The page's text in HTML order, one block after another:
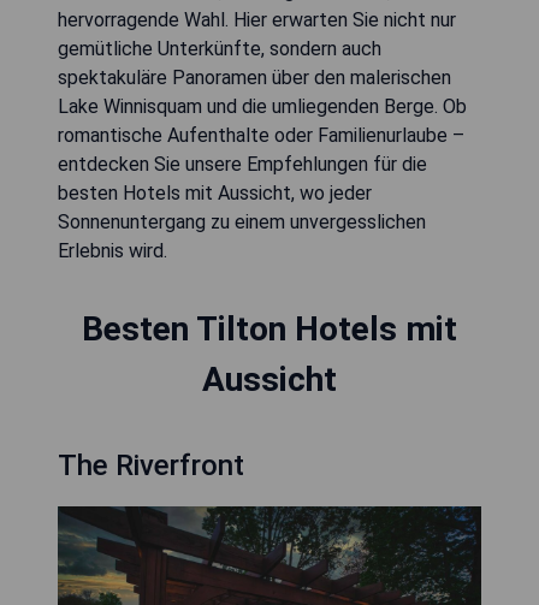
hervorragende Wahl. Hier erwarten Sie nicht nur
gemütliche Unterkünfte, sondern auch
spektakuläre Panoramen über den malerischen
Lake Winnisquam und die umliegenden Berge. Ob
romantische Aufenthalte oder Familienurlaube –
entdecken Sie unsere Empfehlungen für die
besten Hotels mit Aussicht, wo jeder
Sonnenuntergang zu einem unvergesslichen
Erlebnis wird.
Besten Tilton Hotels mit
Aussicht
The Riverfront